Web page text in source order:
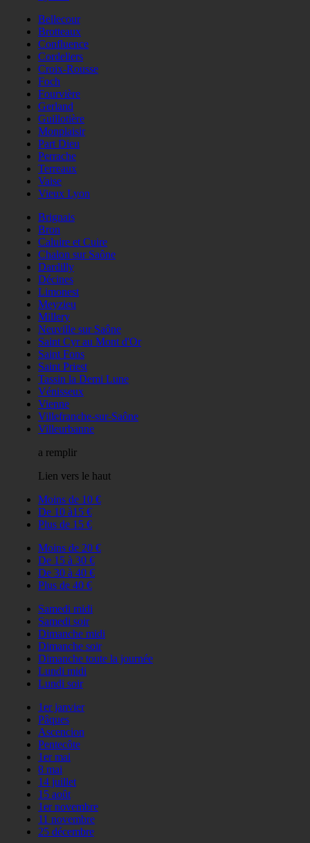
Bellecour
Brotteaux
Confluence
Cordeliers
Croix-Rousse
Foch
Fourvière
Gerland
Guillotière
Monplaisir
Part Dieu
Perrache
Terreaux
Vaise
Vieux Lyon
Brignais
Bron
Caluire et Cuire
Chalon sur Saône
Dardilly
Décines
Limonest
Meyzieu
Millery
Neuville sur Saône
Saint Cyr au Mont d'Or
Saint Fons
Saint Priest
Tassin la Demi Lune
Vénisseux
Vienne
Villefranche-sur-Saône
Villeurbanne
a remplir
Lien vers le haut
Moins de 10 €
De 10 à15 €
Plus de 15 €
Moins de 20 €
De 15 à 30 €
De 30 à 40 €
Plus de 40 €
Samedi midi
Samedi soir
Dimanche midi
Dimanche soir
Dimanche toute la journée
Lundi midi
Lundi soir
1er janvier
Pâques
Ascencion
Pentecôte
1er mai
8 mai
14 juillet
15 août
1er novembre
11 novembre
25 décembre